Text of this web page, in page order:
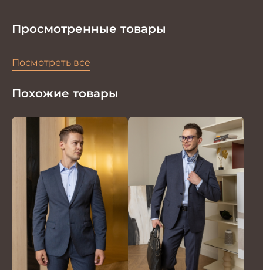
Просмотренные товары
Посмотреть все
Похожие товары